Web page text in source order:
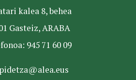
kalea 8, behea
Gasteiz, ARABA
945 71 60 09